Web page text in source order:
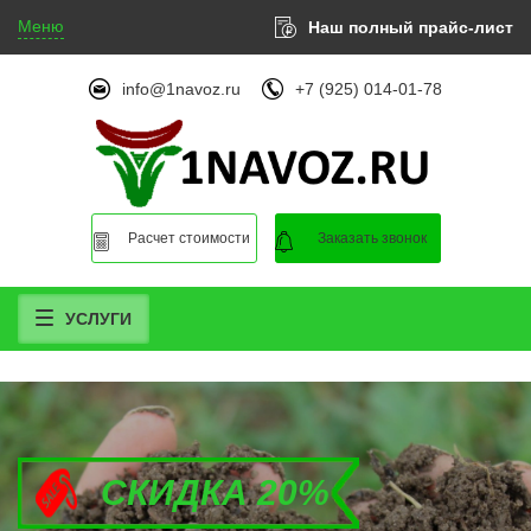
Меню Наш полный прайс-лист
info@1navoz.ru +7 (925) 014-01-78
Расчет стоимости Заказать звонок
УСЛУГИ
СКИДКА 20%
СКИДКА 20%
СКИДКА 20%